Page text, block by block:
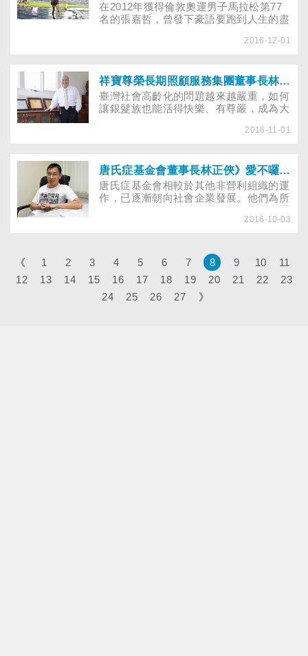
回顧人生，他幽默的說，原先對生涯並未
設定目標，因此不管從事哪一行，都不算
在2012年獲得倫敦奧運男子馬拉松第77
名的張嘉哲，曾發下豪語要跑到人生的盡
2016-12-01
祥寶尊榮長期照顧服務集團董事長林哲弘》長照在地化，讓長輩得到最好照顧
臺灣社會高齡化的問題越來越嚴重，如何
讓銀髮族也能活得快樂、有尊嚴，成為大
董事長林哲弘就已投入長照這塊領域，照
2016-11-01
唐氏症基金會董事長林正俠》愛不囉嗦！機構是孩子第二個家
唐氏症基金會相較於其他非營利組織的運
作，已逐漸朝向社會企業發展。他們為所
路，也為企業客製化代工。董事長林正俠
症的孩子證明自己可以工作，有創造品牌
2016-10-03
《 1 2 3 4 5 6 7 8 9 10
11
12
13 14 15 16 17 18 19 20 21 22
23
24
25 26 27 》